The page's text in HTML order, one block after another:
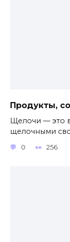
Продукты,
Щелочи — это
щелочными
0 256